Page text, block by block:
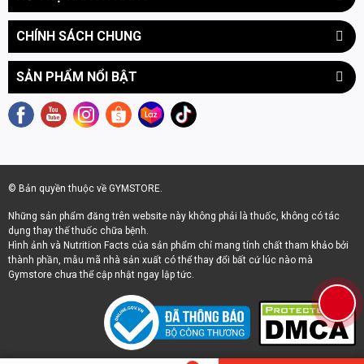
TÍN, GIÁ TỐT
Bạn hoàn toàn có thể mua Dầu ăn dạng xịt Member's Mark
Olive Oil ở các cửa hàng Dinh dưỡng thể hình trên toàn quốc.
Trong số đó, một địa chỉ uy tín, cam kết 100% chính hãng là
Gymstore.vn - chuỗi cửa hàng Thực phẩm bổ sung với hơn 10
năm xây dựng và phát triển.
thông tin để đội ngũ của chúng tôi có thể tư vấn cho bạn kỹ hơn
CHÍNH SÁCH CHUNG
SẢN PHẨM NỔI BẬT
© Bản quyền thuộc về GYMSTORE.
Những sản phẩm đăng trên website này không phải là thuốc, không có tác
dụng thay thế thuốc chữa bệnh.
Hình ảnh và Nutrition Facts của sản phẩm chỉ mang tính chất tham khảo bởi
thành phần, mẫu mã nhà sản xuất có thể thay đổi bất cứ lúc nào mà
Gymstore chưa thể cập nhật ngay lập tức.